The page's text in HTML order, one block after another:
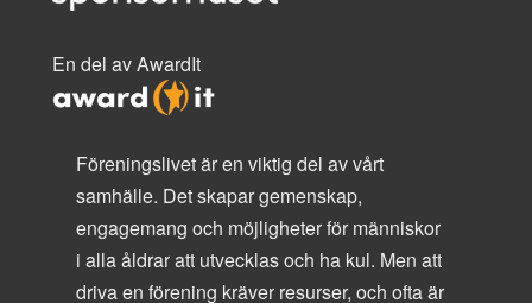
En del av AwardIt
Föreningslivet är en viktig del av vårt
samhälle. Det skapar gemenskap,
engagemang och möjligheter för människor
i alla åldrar att utvecklas och ha kul. Men att
driva en förening kräver resurser, och ofta är